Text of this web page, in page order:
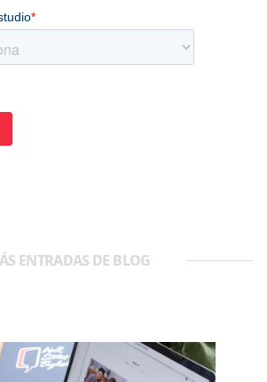
ENTRADAS DE BLOG